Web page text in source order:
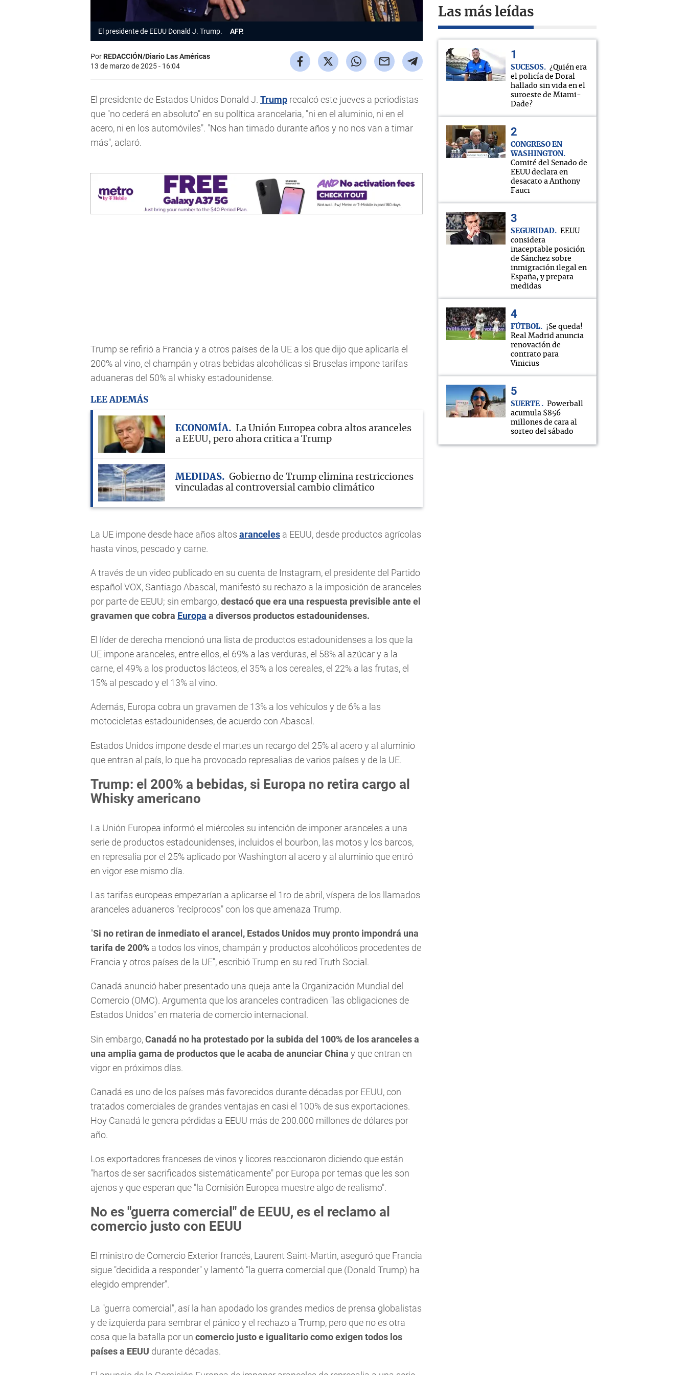
El presidente de EEUU Donald J. Trump. AFP.
PorREDACCIÓN/Diario Las Américas
13 de marzo de 2025 - 16:04
El presidente de Estados Unidos Donald J. Trump recalcó este jueves a periodistas
que "no cederá en absoluto" en su política arancelaria, "ni en el aluminio, ni en el
acero, ni en los automóviles". "Nos han timado durante años y no nos van a timar
más", aclaró.
Trump se refirió a Francia y a otros países de la UE a los que dijo que aplicaría el
200% al vino, el champán y otras bebidas alcohólicas si Bruselas impone tarifas
aduaneras del 50% al whisky estadounidense.
LEE ADEMÁS
ECONOMÍA
La Unión Europea cobra altos aranceles
a EEUU, pero ahora critica a Trump
MEDIDAS
Gobierno de Trump elimina restricciones
vinculadas al controversial cambio climático
La UE impone desde hace años altos aranceles a EEUU, desde productos agrícolas
hasta vinos, pescado y carne.
A través de un video publicado en su cuenta de Instagram, el presidente del Partido
español VOX, Santiago Abascal, manifestó su rechazo a la imposición de aranceles
por parte de EEUU; sin embargo,destacó que era una respuesta previsible ante el
gravamen que cobra Europa a diversos productos estadounidenses.
El líder de derecha mencionó una lista de productos estadounidenses a los que la
UE impone aranceles, entre ellos, el 69% a las verduras, el 58% al azúcar y a la
carne, el 49% a los productos lácteos, el 35% a los cereales, el 22% a las frutas, el
15% al pescado y el 13% al vino.
Además, Europa cobra un gravamen de 13% a los vehículos y de 6% a las
motocicletas estadounidenses, de acuerdo con Abascal.
Estados Unidos impone desde el martes un recargo del 25% al acero y al aluminio
que entran al país, lo que ha provocado represalias de varios países y de la UE.
Trump: el 200% a bebidas, si Europa no retira cargo al
Whisky americano
La Unión Europea informó el miércoles su intención de imponer aranceles a una
serie de productos estadounidenses, incluidos el bourbon, las motos y los barcos,
en represalia por el 25% aplicado por Washington al acero y al aluminio que entró
en vigor ese mismo día.
Las tarifas europeas empezarían a aplicarse el 1ro de abril, víspera de los llamados
aranceles aduaneros "recíprocos" con los que amenaza Trump.
"Si no retiran de inmediato el arancel, Estados Unidos muy pronto impondrá una
tarifa de 200% a todos los vinos, champán y productos alcohólicos procedentes de
Francia y otros países de la UE", escribió Trump en su red Truth Social.
Canadá anunció haber presentado una queja ante la Organización Mundial del
Comercio (OMC). Argumenta que los aranceles contradicen "las obligaciones de
Estados Unidos" en materia de comercio internacional.
Sin embargo,Canadá no ha protestado por la subida del 100% de los aranceles a
una amplia gama de productos que le acaba de anunciar China y que entran en
vigor en próximos días.
Canadá es uno de los países más favorecidos durante décadas por EEUU, con
tratados comerciales de grandes ventajas en casi el 100% de sus exportaciones.
Hoy Canadá le genera pérdidas a EEUU más de 200.000 millones de dólares por
año.
Los exportadores franceses de vinos y licores reaccionaron diciendo que están
"hartos de ser sacrificados sistemáticamente" por Europa por temas que les son
ajenos y que esperan que "la Comisión Europea muestre algo de realismo".
No es "guerra comercial" de EEUU, es el reclamo al
comercio justo con EEUU
El ministro de Comercio Exterior francés, Laurent Saint-Martin, aseguró que Francia
sigue "decidida a responder" y lamentó "la guerra comercial que (Donald Trump) ha
elegido emprender".
La "guerra comercial", así la han apodado los grandes medios de prensa globalistas
y de izquierda para sembrar el pánico y el rechazo a Trump, pero que no es otra
cosa que la batalla por un comercio justo e igualitario como exigen todos los
países a EEUU durante décadas.
Las más leídas
SUCESOS
¿Quién era
el policía de Doral
hallado sin vida en el
suroeste de Miami-
Dade?
CONGRESO EN
WASHINGTON
Comité del Senado de
EEUU declara en
desacato a Anthony
Fauci
SEGURIDAD
EEUU
considera
inaceptable posición
de Sánchez sobre
inmigración ilegal en
España, y prepara
medidas
FÚTBOL
¡Se queda!
Real Madrid anuncia
renovación de
contrato para
Vinicius
SUERTE
Powerball
acumula $856
millones de cara al
sorteo del sábado